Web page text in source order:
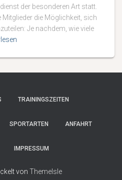
der besonderen Art statt.
die Möglichkeit, sich
Je nachdem, wie viele
TRAININGSZEITEN
SPORTARTEN ANFAHRT
IMPRESSUM
von ThemeIsle